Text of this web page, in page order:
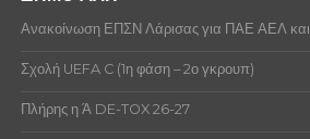
Ανακοίνωση ΕΠΣΝ Λάρισας για ΠΑΕ ΑΕΛ και
Σχολή UEFA C (1η φάση – 2ο γκρουπ)
Πλήρης η Ά DE-TOX 26-27